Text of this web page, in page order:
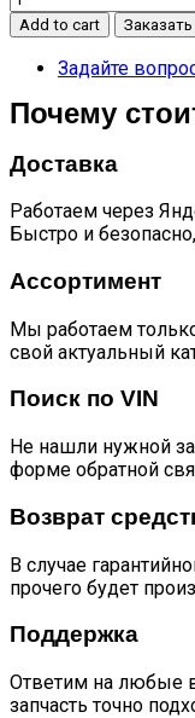
рулевая
в
сборе
NEW
Add to cart Заказать
Задайте
Почему
Доставка
Работаем через
Быстро и
Ассортимент
Мы работаем
свой актуальный
Поиск по VIN
Не нашли нужной
форме обратной
Возврат
В случае
прочего будет
Поддержка
Ответим на любые
запчасть точно